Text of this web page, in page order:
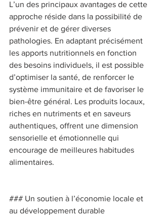
L’un des principaux avantages de cette
approche réside dans la possibilité de
prévenir et de gérer diverses
pathologies. En adaptant précisément
les apports nutritionnels en fonction
des besoins individuels, il est possible
d’optimiser la santé, de renforcer le
système immunitaire et de favoriser le
bien-être général. Les produits locaux,
riches en nutriments et en saveurs
authentiques, offrent une dimension
sensorielle et émotionnelle qui
encourage de meilleures habitudes
alimentaires.
### Un soutien à l’économie locale et
au développement durable